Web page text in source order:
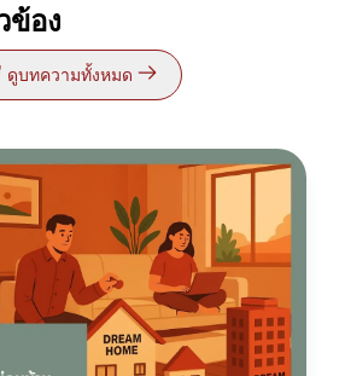
ข้อง
ดูบทความทั้งหมด